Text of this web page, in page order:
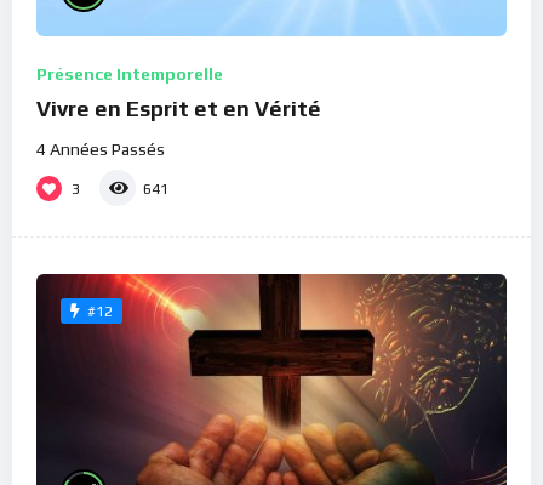
Présence Intemporelle
Vivre en Esprit et en Vérité
4 Années Passés
3 641
#12